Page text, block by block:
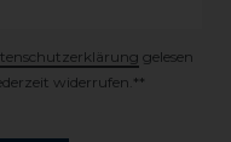
gelesen
widerrufen.**